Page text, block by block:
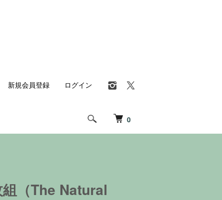
0
新規会員登録 ログイン
（The Natural